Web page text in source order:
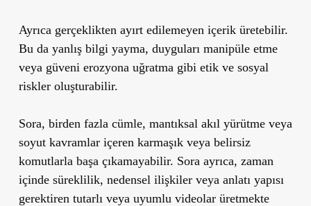
Ayrıca gerçeklikten ayırt edilemeyen içerik üretebilir.
Bu da yanlış bilgi yayma, duyguları manipüle etme
veya güveni erozyona uğratma gibi etik ve sosyal
riskler oluşturabilir.
Sora, birden fazla cümle, mantıksal akıl yürütme veya
soyut kavramlar içeren karmaşık veya belirsiz
komutlarla başa çıkamayabilir. Sora ayrıca, zaman
içinde süreklilik, nedensel ilişkiler veya anlatı yapısı
gerektiren tutarlı veya uyumlu videolar üretmekte